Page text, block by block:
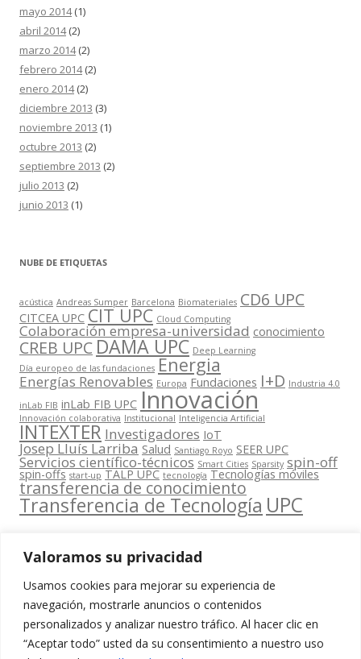
Valoramos su privacidad
Usamos cookies para mejorar su experiencia de
navegación, mostrarle anuncios o contenidos
personalizados y analizar nuestro tráfico. Al hacer clic en
“Aceptar todo” usted da su consentimiento a nuestro uso
mayo 2014(1)
abril 2014(2)
marzo 2014(2)
febrero 2014(2)
enero 2014(2)
diciembre 2013 (3)
noviembre 2013 (1)
octubre 2013 (2)
septiembre 2013 (2)
julio 2013 (2)
junio 2013 (1)
NUBE DE ETIQUETAS
acústica Andreas Sumper Barcelona Biomateriales CD6 UPC
CITCEA UPC CIT UPC Cloud Computing
Colaboración empresa-universidad conocimiento
CREB UPCDAMA UPC Deep Learning
Día europeo de las fundaciones Energia
Energías Renovables Europa Fundaciones I+D Industria 4.0
inLab FIB inLab FIB UPC Innovación
Innovación colaborativa Institucional Inteligencia Artificial
INTEXTER Investigadores IoT
Josep Lluís Larriba Salud Santiago Royo SEER UPC
Servicios científico-técnicos Smart Cities Sparsity spin-off
spin-offs start-up TALP UPC tecnología Tecnologías móviles
transferencia de conocimiento
Transferencia de Tecnología UPC
Contacta
amb
nosaltres
www.cit.upc.edu
Segueix-nos